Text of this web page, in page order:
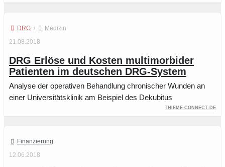
DRG /
Medizin
21.08.2018
DRG Erlöse und Kosten multimorbider
Patienten im deutschen DRG-System
Analyse der operativen Behandlung chronischer Wunden an
einer Universitätsklinik am Beispiel des Dekubitus
thieme-connect.de
Finanzierung
12.06.2018